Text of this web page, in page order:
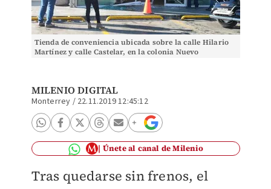
Tienda de conveniencia ubicada sobre la calle Hilario
Martínez y calle Castelar, en la colonia Nuevo
MILENIO DIGITAL
Monterrey / 22.11.2019 12:45:12
Únete al canal de Milenio
Tras quedarse sin frenos, el